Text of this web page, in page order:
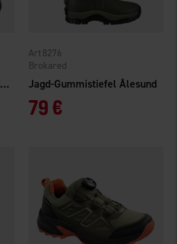
Jagdstiefel Wood WP Wide High Jagd-Gummistiefel Ålesund
Brokared
8276
79 €